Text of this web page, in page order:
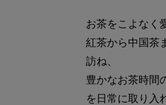
お茶をこよなく
紅茶から中国茶
訪ね、
豊かなお茶時間
を日常に取り入